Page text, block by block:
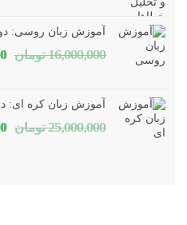
آموزش زبان روسی:
16,000,000 تومان
آموزش زبان کره ای:
25,000,000 تومان